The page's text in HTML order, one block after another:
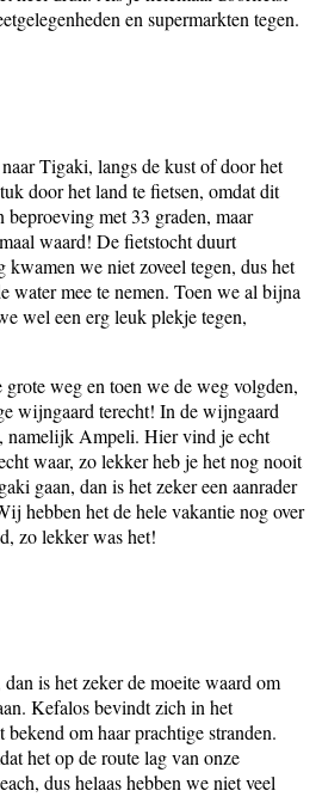
en supermarkten tegen.
Tigaki, langs de kust of door het
door het land te fietsen, omdat dit
met 33 graden, maar
waard! De fietstocht duurt
kwamen we niet zoveel tegen, dus het
water mee te nemen. Toen we al bijna
wel een erg leuk plekje tegen,
grote weg en toen we de weg volgden,
wijngaard terecht! In de wijngaard
namelijk Ampeli. Hier vind je echt
waar, zo lekker heb je het nog nooit
gaan, dan is het zeker een aanrader
hebben het de hele vakantie nog over
zo lekker was het!
is het zeker de moeite waard om
Kefalos bevindt zich in het
om haar prachtige stranden.
het op de route lag van onze
dus helaas hebben we niet veel